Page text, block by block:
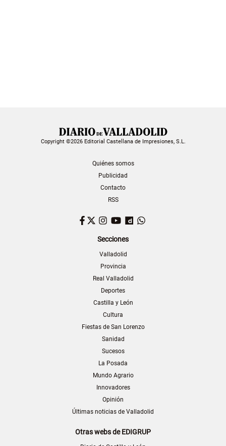
Copyright ©2026 Editorial Castellana de Impresiones, S.L.
Quiénes somos
Publicidad
Contacto
RSS
Facebook
TwitterInstagram
YouTubeDailymotion
Secciones
Valladolid
Provincia
Real Valladolid
Deportes
Castilla y León
Cultura
Fiestas de San Lorenzo
Sanidad
Sucesos
La Posada
Mundo Agrario
Innovadores
Opinión
Últimas noticias de Valladolid
Otras webs de EDIGRUP